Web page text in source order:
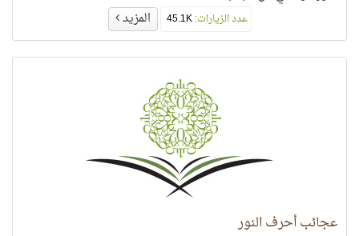
عدد الزيارات:45.1K المزيد
عجائب أحرف النور